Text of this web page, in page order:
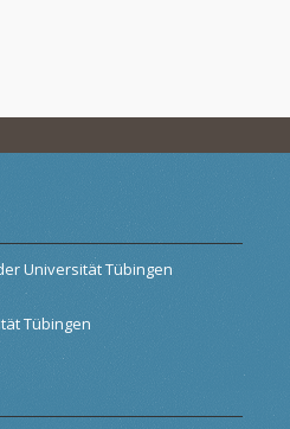
Universität Tübingen
Tübingen